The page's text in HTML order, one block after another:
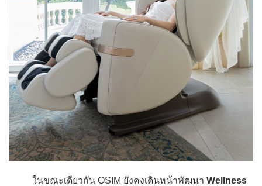
ในขณะเดียวกัน OSIM ยังคงเดินหน้าพัฒนา Wellness